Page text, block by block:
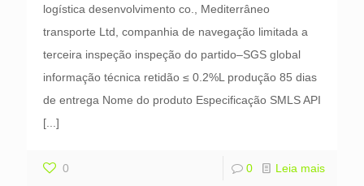
logística desenvolvimento co., Mediterrâneo
transporte Ltd, companhia de navegação limitada a
terceira inspeção inspeção do partido–SGS global
informação técnica retidão ≤ 0.2%L produção 85 dias
de entrega Nome do produto Especificação SMLS API
[...]
0 0 Leia mais